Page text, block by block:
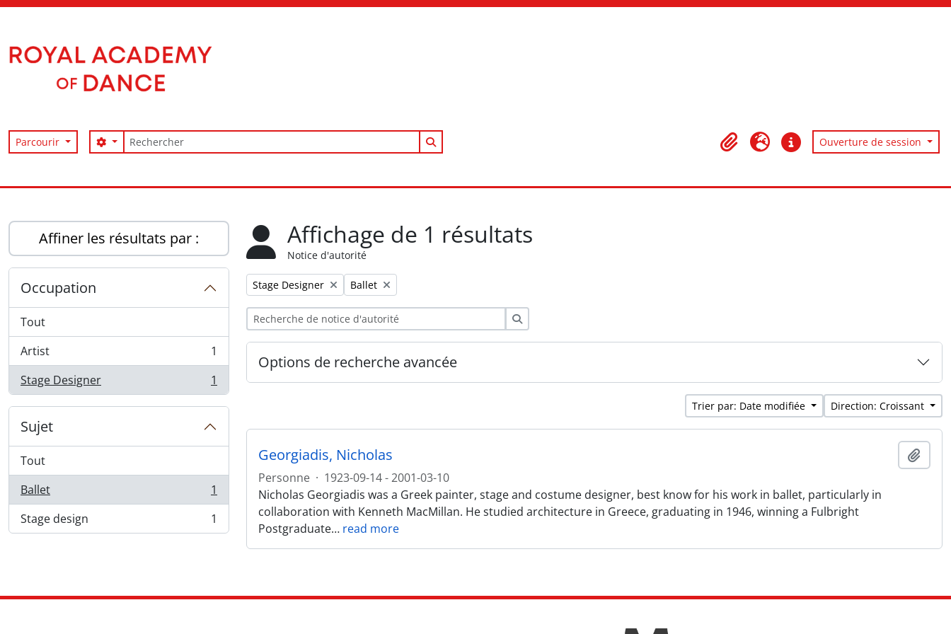
Parcourir Rechercher
Search options Search in browse page
Presse-papier
LangueLiens rapidesOuverture de session
Affiner les résultats par :
Occupation
Tout
Artist
, 1 résultats
1
Stage Designer
, 1 résultats 1
Sujet
Tout
Ballet
, 1 résultats
1
Stage design
, 1 résultats 1
Affichage de 1 résultats
Notice d'autorité
Remove filter:
Stage Designer Remove filter:
Ballet
Options de recherche avancée
Trier par: Date modifiée Direction: Croissant
Georgiadis, Nicholas
Personne · 1923-09-14 - 2001-03-10
Nicholas Georgiadis was a Greek painter, stage and costume designer, best know for his work in ballet, particularly in
collaboration with Kenneth MacMillan. He studied architecture in Greece, graduating in 1946, winning a Fulbright
Postgraduate… read more